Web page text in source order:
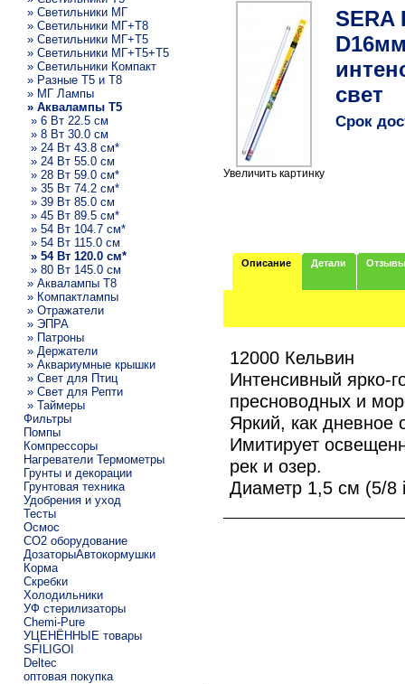
» Светильники МГ
» Светильники МГ+T8
» Светильники МГ+T5
» Светильники МГ+T5+T5
» Светильники Компакт
» Разные T5 и T8
» МГ Лампы
» Аквалампы T5
» 6 Вт 22.5 см
» 8 Вт 30.0 см
» 24 Вт 43.8 см*
» 24 Вт 55.0 см
» 28 Вт 59.0 см*
» 35 Вт 74.2 см*
» 39 Вт 85.0 см
» 45 Вт 89.5 см*
» 54 Вт 104.7 см*
» 54 Вт 115.0 см
» 54 Вт 120.0 см*
» 80 Вт 145.0 см
» Аквалампы T8
» Компактлампы
» Отражатели
» ЭПРА
» Патроны
» Держатели
» Аквариумные крышки
» Свет для Птиц
» Свет для Репти
» Таймеры
Фильтры
Помпы
Компрессоры
Нагреватели Термометры
Грунты и декорации
Грунтовая техника
Удобрения и уход
Тесты
Осмос
CO2 оборудование
ДозаторыАвтокормушки
Корма
Скребки
Холодильники
УФ стерилизаторы
Chemi-Pure
УЦЕНЁННЫЕ товары
SFILIGOI
Deltec
оптовая покупка
Увеличить картинку
SERA
свет
Срок
Описание Детали Отзывы
12000 Кельвин
Интенсивный ярко-
пресноводных и
Яркий, как дневное
Имитирует
рек и озер.
Диаметр 1,5 см (5/8